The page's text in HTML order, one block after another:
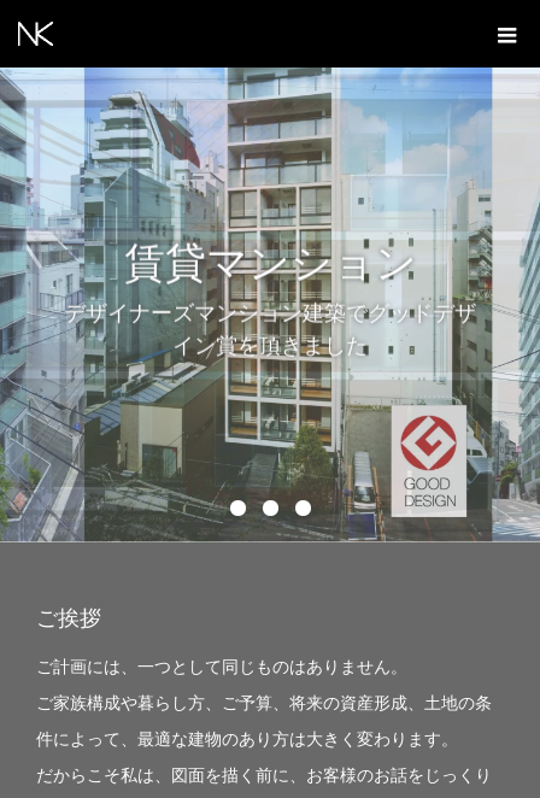
賃貸マンション
デザイナーズマンション建築でグッドデザ
イン賞を頂きました
ご挨拶
ご計画には、一つとして同じものはありません。
ご家族構成や暮らし方、ご予算、将来の資産形成、土地の条
件によって、最適な建物のあり方は大きく変わります。
だからこそ私は、図面を描く前に、お客様のお話をじっくり